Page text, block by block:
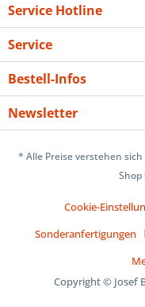
Service Hotline
Service
Bestell-Infos
Newsletter
* Alle Preise verstehen
Cookie-
Sonderanfertigungen
Copyright © Josef